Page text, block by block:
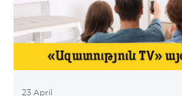
23 April